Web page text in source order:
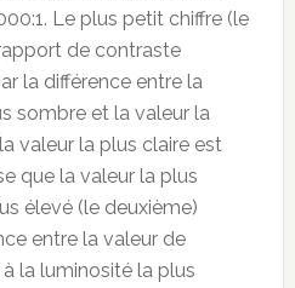
Le plus petit chiffre (le
de contraste
la différence entre la
sombre et la valeur la
valeur la plus claire est
que la valeur la plus
élevé (le deuxième)
entre la valeur de
la luminosité la plus